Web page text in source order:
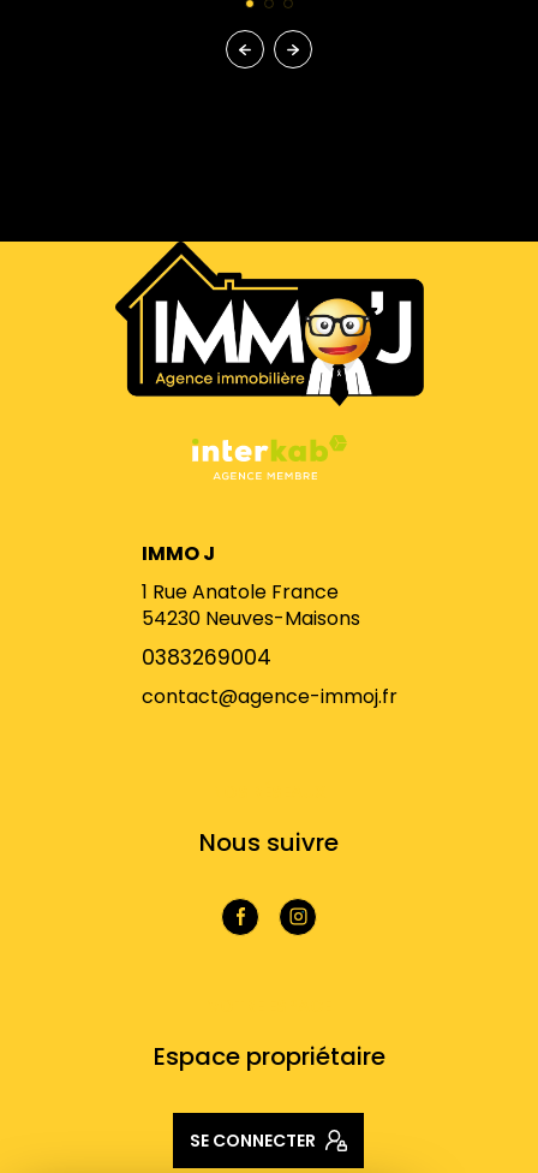
IMMO J
1 Rue Anatole France
54230 Neuves-Maisons
0383269004
contact@agence-immoj.fr
Nous suivre
Espace propriétaire
SE CONNECTER